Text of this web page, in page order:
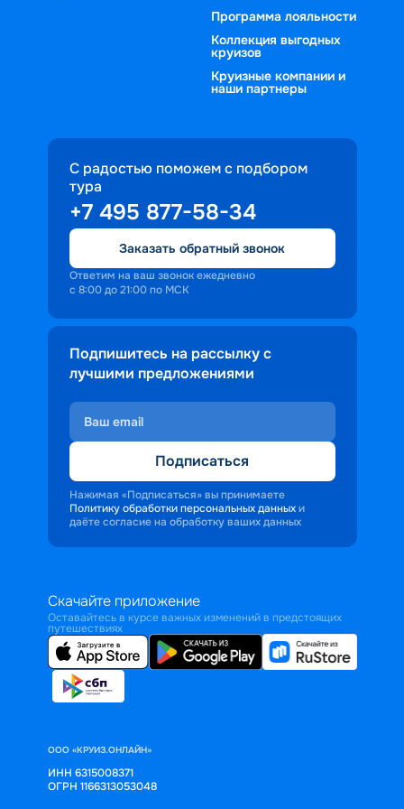
из желания и финансовых
возможностей. Обычно в стоимость
тура включается питание с
возможностью выбора из нескольких
комнат, тренажерных залов и т. д.;
наличием русскоговорящего гида;
экскурсионной программой.
Маршрутом может
предусматриваться заход в порты
разных стран. Чаще всего
предлагается посещение Санторини,
Дубровника, Котора, Катаколон,
длительные путешествия могут
включать посещение Стамбула.
Программа лояльности
Коллекция выгодных
круизов
Круизные компании и
наши партнеры
С радостью поможем с подбором
тура
+7 495 877-58-34
Заказать обратный звонок
Ответим на ваш звонок ежедневно
с 8:00 до 21:00 по МСК
Подпишитесь на рассылку с
лучшими предложениями
Подписаться
Нажимая «Подписаться» вы принимаете
Политику обработки персональных данных и
даёте согласие на обработку ваших данных
Скачайте приложение
Оставайтесь в курсе важных изменений в предстоящих
путешествиях
ООО «КРУИЗ.ОНЛАЙН»
ИНН 6315008371
ОГРН 1166313053048